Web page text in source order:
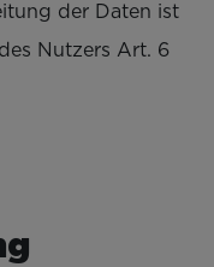
der Daten ist
Nutzers Art. 6